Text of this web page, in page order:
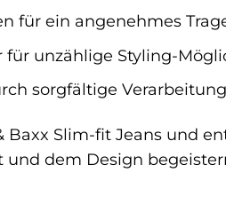
für ein angenehmes
unzählige Styling-
sorgfältige
Baxx Slim-fit Jeans und
und dem Design